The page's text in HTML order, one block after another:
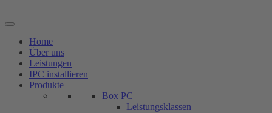
Inhalt
Home
Über uns
Leistungen
IPC installieren
Produkte
Box PC
Leistungsklassen